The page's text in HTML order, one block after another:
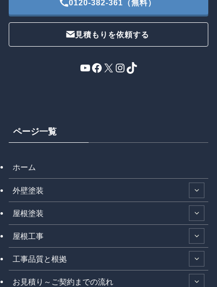
0120-382-361（無料）
見積もりを依頼する
YouTube
Facebook
X Instagram
TikTok
ページ一覧
ホーム
外壁塗装
屋根塗装
屋根工事
工事品質と根拠
お見積り～ご契約までの流れ